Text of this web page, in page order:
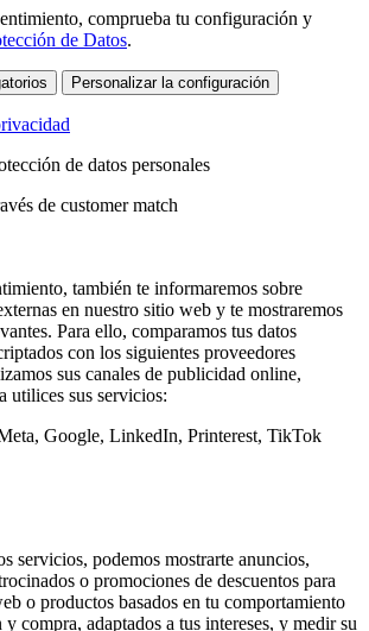
comprueba tu configuración y
de Datos.
Personalizar la configuración
de datos personales
de customer match
también te informaremos sobre
en nuestro sitio web y te mostraremos
Para ello, comparamos tus datos
con los siguientes proveedores
sus canales de publicidad online,
utilices sus servicios:
Google, LinkedIn, Printerest, TikTok
servicios, podemos mostrarte anuncios,
o promociones de descuentos para
o productos basados en tu comportamiento
y compra, adaptados a tus intereses, y medir su